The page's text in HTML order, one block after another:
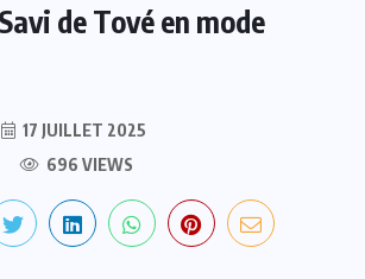
de Tové en mode
17 JUILLET 2025
696 VIEWS